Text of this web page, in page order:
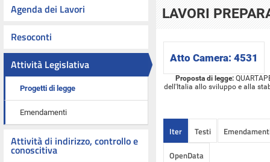
Agenda dei Lavori
Resoconti
Attività Legislativa
Progetti di legge
Emendamenti
Attività di indirizzo, controllo e
conoscitiva
LAVORI
Atto Camera: 4531
Proposta di legge:
dell'Italia allo sviluppo e alla
Iter Testi
OpenData